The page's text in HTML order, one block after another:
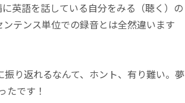
英語を話している自分をみる（聴く）の
テンス単位での録音とは全然違います
り返れるなんて、ホント、有り難い。夢
たです！